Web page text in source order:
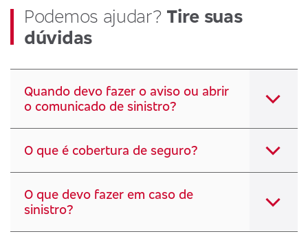
Podemos ajudar? Tire suas
dúvidas
Quando devo fazer o aviso ou abrir
o comunicado de sinistro?
O que é cobertura de seguro?
O que devo fazer em caso de
sinistro?